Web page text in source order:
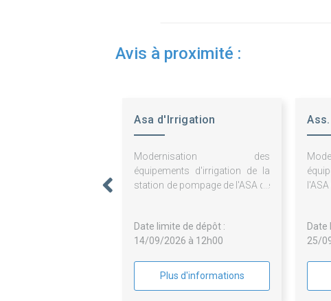
Avis à proximité :
Asa d'Irrigation
Modernisation des
équipements d'irrigation de la
station de pompage de l'ASA de
Date limite de dépôt :
14/09/2026 à 12h00
Plus d'informations
Date
25/